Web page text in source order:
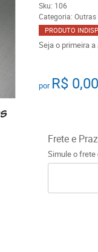
Sku: 106
Categoria:
PRODUTO
Seja o primeira a
por R$ 0,00
Frete e
Simule o frete